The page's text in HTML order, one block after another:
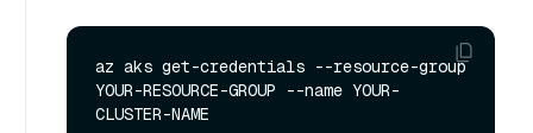
az aks get-credentials --resource-group
YOUR-RESOURCE-GROUP --name YOUR-